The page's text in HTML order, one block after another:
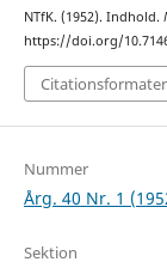
NTfK. (1952). Indhold.
https://doi.org/
Citationsformater
Nummer
Årg. 40 Nr. 1
Sektion